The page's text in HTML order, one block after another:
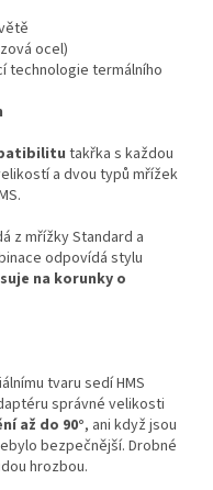
ocel)
technologie termálního
takřka s každou
a dvou typů mřížek
z mřížky Standard a
odpovídá stylu
na korunky o
tvaru sedí HMS
správné velikosti
až do 90°, ani když jsou
bezpečnější. Drobné
hrozbou.